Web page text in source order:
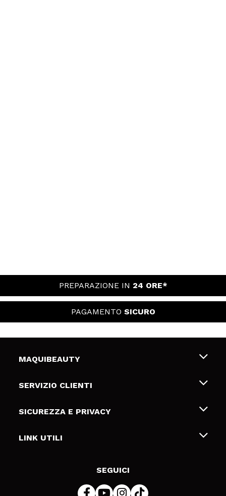
PREPARAZIONE IN 24 ORE*
PAGAMENTO SICURO
MAQUIBEAUTY
Chi siamo
Gift Cards
SERVIZIO CLIENTI
Spedizioni & Resi
Metodi di pagamamento
SICUREZZA E PRIVACY
Termini e condizioni
LINK UTILI
SEGUICI